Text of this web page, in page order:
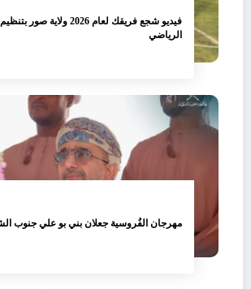
فيديو شجع فريقك لعام 2026 ولاية
الرياضي
مهرجان الفُروسية جعلان بني بو علي جنوب